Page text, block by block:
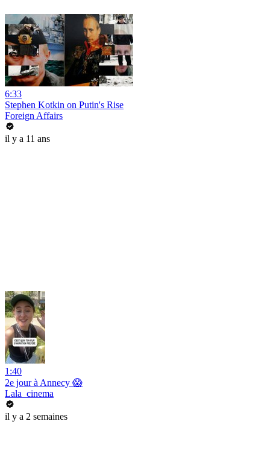
6:33
Stephen Kotkin on Putin's Rise
Foreign Affairs
il y a 11 ans
1:40
2e jour à Annecy 😱
Lala_cinema
il y a 2 semaines